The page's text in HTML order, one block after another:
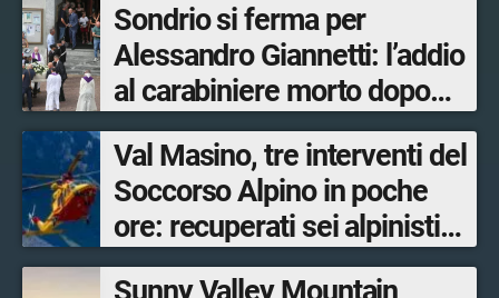
Sondrio si ferma per
Alessandro Giannetti: l’addio
al carabiniere morto dopo
l’incidente in moto
Val Masino, tre interventi del
Soccorso Alpino in poche
ore: recuperati sei alpinisti
ed escursionisti